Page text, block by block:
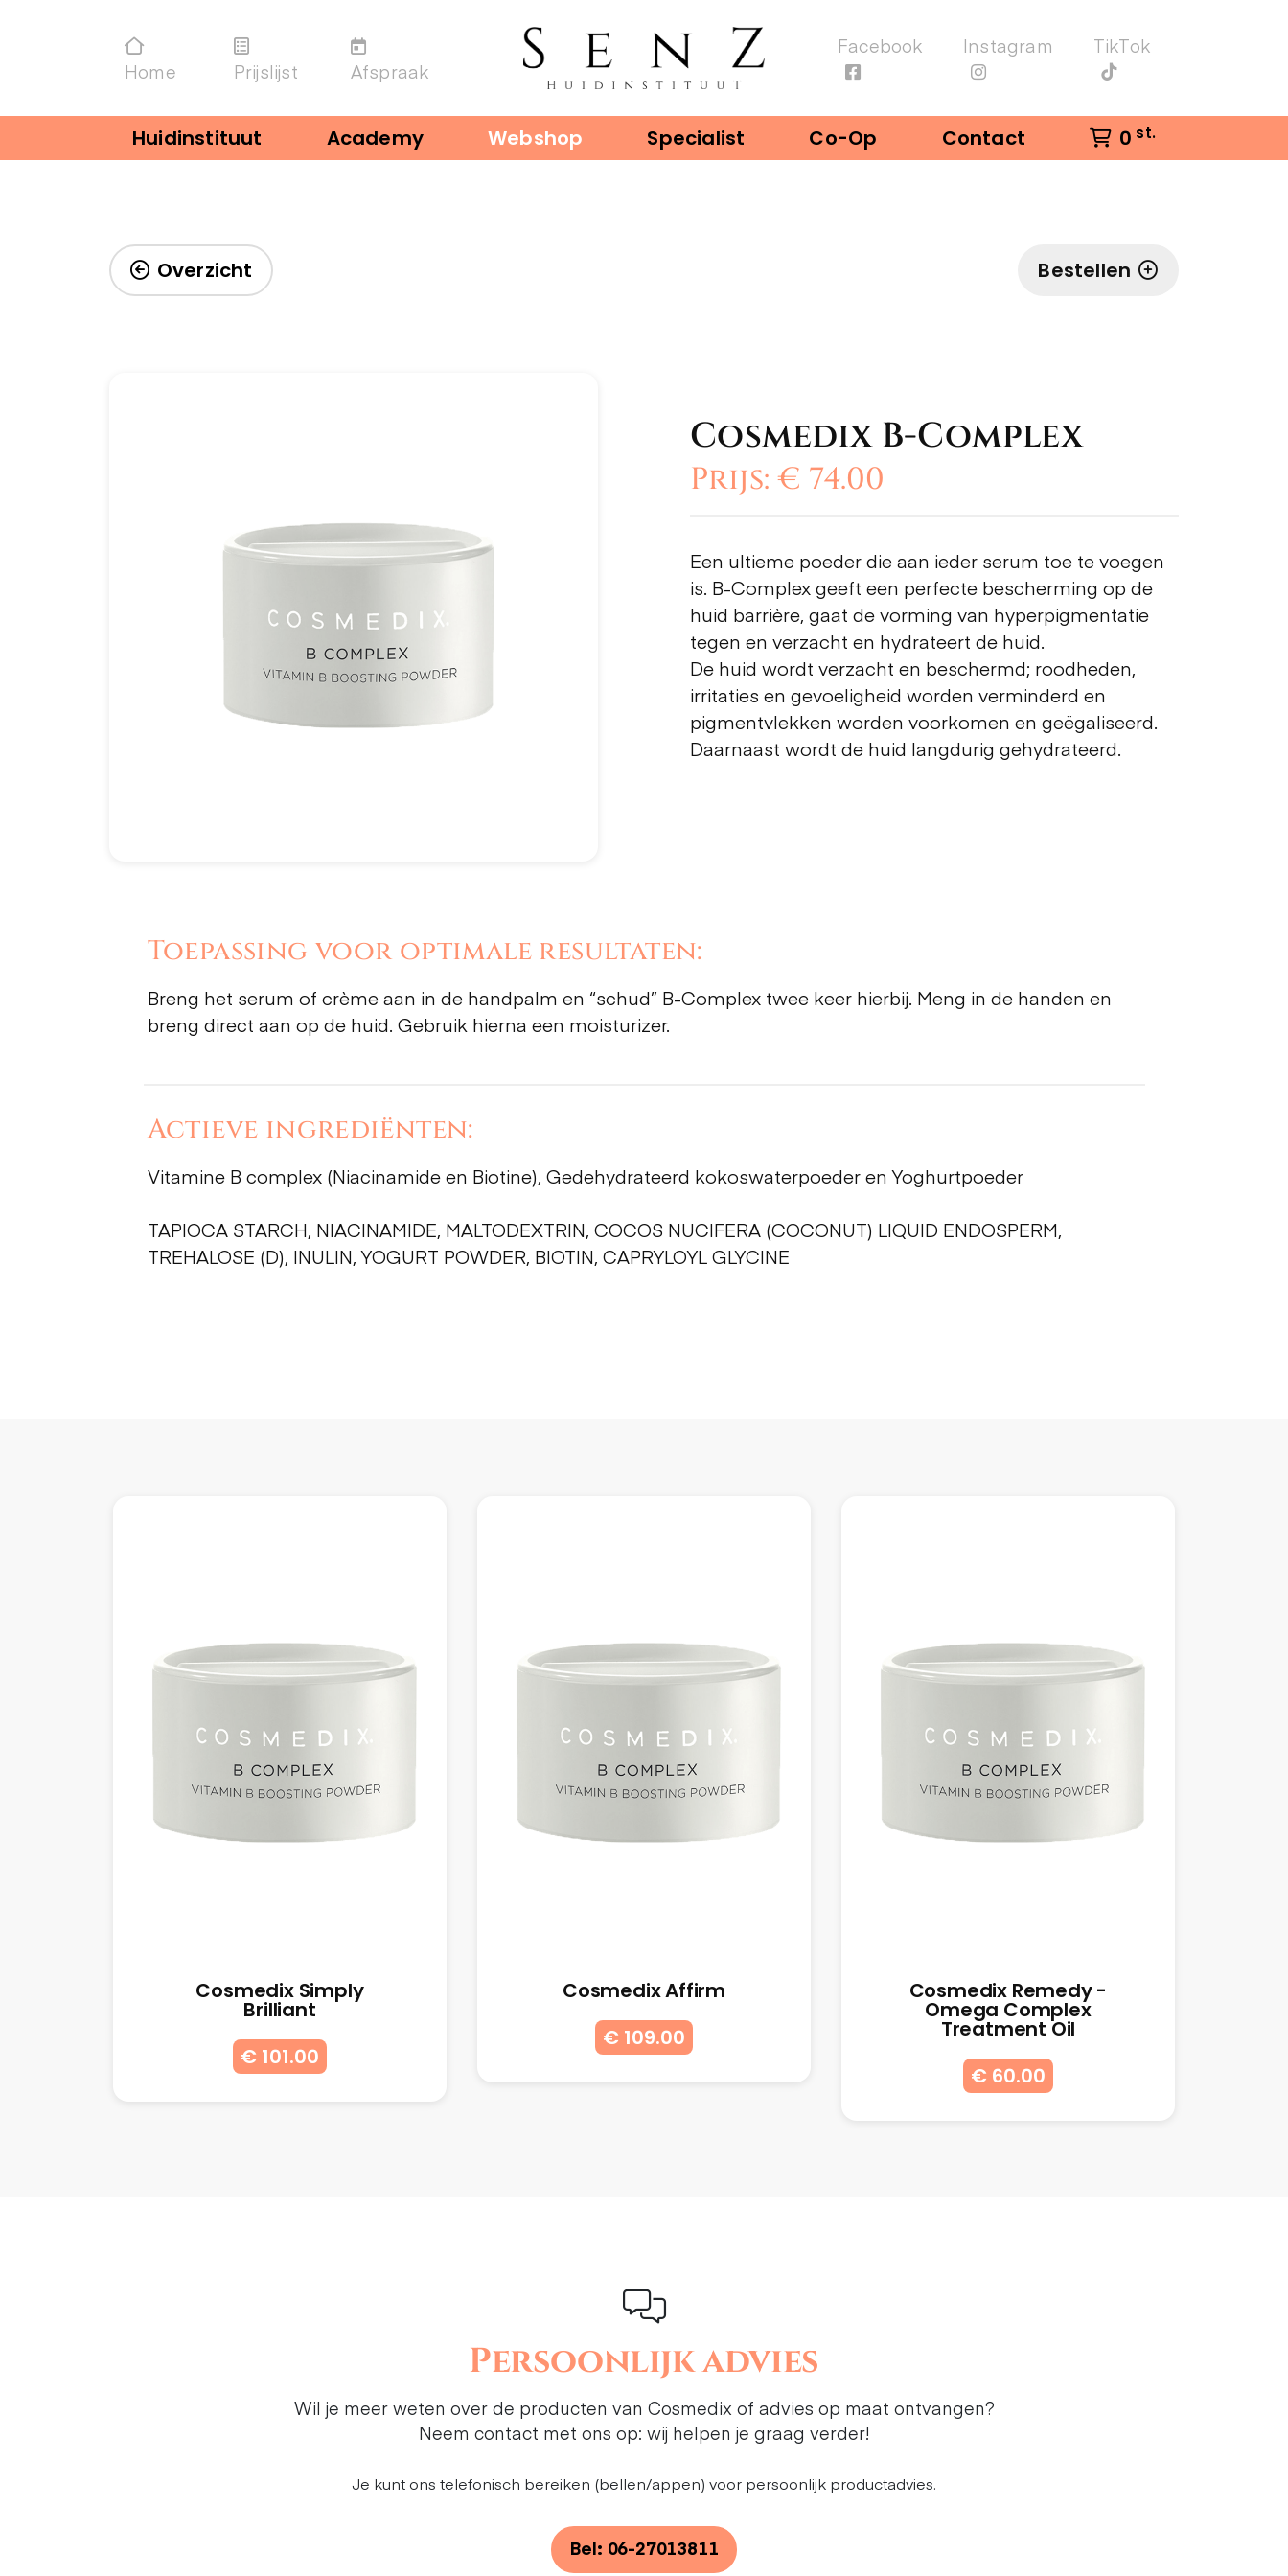
Home Prijslijst Afspraak
Facebook Instagram TikTok
Huidinstituut Academy Webshop Specialist Co-Op Contact 0 st.
Overzicht Bestellen
Cosmedix B-Complex
Prijs: € 74.00
Een ultieme poeder die aan ieder serum toe te voegen
is. B-Complex geeft een perfecte bescherming op de
huid barrière, gaat de vorming van hyperpigmentatie
tegen en verzacht en hydrateert de huid.
De huid wordt verzacht en beschermd; roodheden,
irritaties en gevoeligheid worden verminderd en
pigmentvlekken worden voorkomen en geëgaliseerd.
Daarnaast wordt de huid langdurig gehydrateerd.
Toepassing voor optimale resultaten:
Breng het serum of crème aan in de handpalm en “schud” B-Complex twee keer hierbij. Meng in de handen en
breng direct aan op de huid. Gebruik hierna een moisturizer.
Actieve ingrediënten:
Vitamine B complex (Niacinamide en Biotine), Gedehydrateerd kokoswaterpoeder en Yoghurtpoeder
TAPIOCA STARCH, NIACINAMIDE, MALTODEXTRIN, COCOS NUCIFERA (COCONUT) LIQUID ENDOSPERM,
TREHALOSE (D), INULIN, YOGURT POWDER, BIOTIN, CAPRYLOYL GLYCINE
Cosmedix Simply
Brilliant
€ 101.00
Cosmedix Affirm
€ 109.00
Cosmedix Remedy -
Omega Complex
Treatment Oil
€ 60.00
Persoonlijk advies
Wil je meer weten over de producten van Cosmedix of advies op maat ontvangen?
Neem contact met ons op: wij helpen je graag verder!
Je kunt ons telefonisch bereiken (bellen/appen) voor persoonlijk productadvies.
Bel: 06-27013811